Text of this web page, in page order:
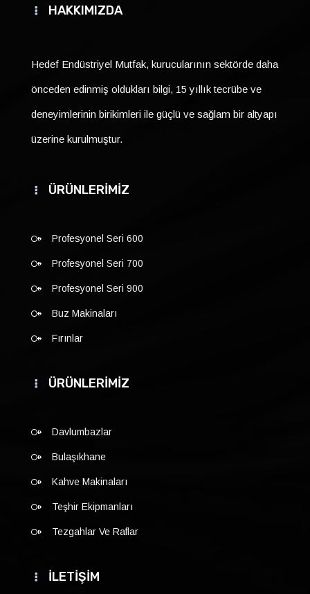
HAKKIMIZDA
Hedef Endüstriyel Mutfak, kurucularının sektörde daha
önceden edinmiş oldukları bilgi, 15 yıllık tecrübe ve
deneyimlerinin birikimleri ile güçlü ve sağlam bir altyapı
üzerine kurulmuştur.
ÜRÜNLERİMİZ
Profesyonel Seri 600
Profesyonel Seri 700
Profesyonel Seri 900
Buz Makinaları
Fırınlar
ÜRÜNLERİMİZ
Davlumbazlar
Bulaşıkhane
Kahve Makinaları
Teşhir Ekipmanları
Tezgahlar Ve Raflar
İLETİŞİM